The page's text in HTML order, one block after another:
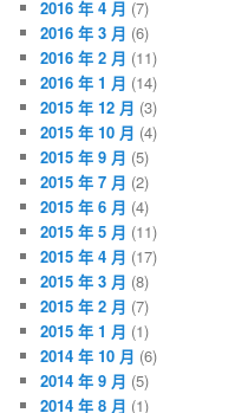
2016 年 4 月 (7)
2016 年 3 月 (6)
2016 年 2 月 (11)
2016 年 1 月 (14)
2015 年 12 月 (3)
2015 年 10 月 (4)
2015 年 9 月 (5)
2015 年 7 月 (2)
2015 年 6 月 (4)
2015 年 5 月 (11)
2015 年 4 月 (17)
2015 年 3 月 (8)
2015 年 2 月 (7)
2015 年 1 月 (1)
2014 年 10 月 (6)
2014 年 9 月 (5)
2014 年 8 月 (1)